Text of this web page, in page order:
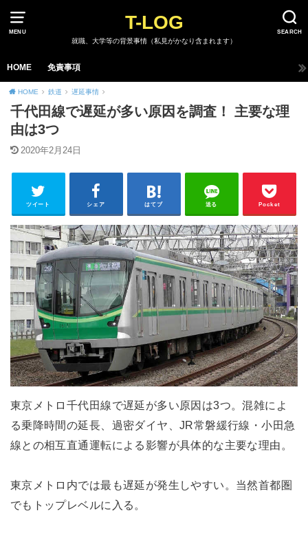
MENU SEARCH
T-LOG
就職、大学等の背景事情（私見がかなり含まれます）
HOME 免責事項
HOME 鉄道 遅延事情
千代田線で遅延が多い原因を調査！ 主要な理
由は3つ
2020年2月24日
ツイート シェア はてブ 送る Pocket
東京メトロ千代田線で遅延が多い原因は3つ。混雑によ
る乗降時間の延長、過密ダイヤ、JR常磐緩行線・小田急
線との相互直通運転による影響が具体的な主要な理由。
東京メトロ内では最も遅延が発生しやすい。当然首都圏
でもトップレベルに入る。